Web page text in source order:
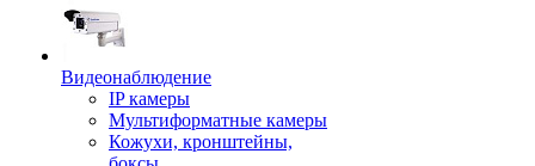
Видеонаблюдение
IP камеры
Мультиформатные камеры
Кожухи, кронштейны,